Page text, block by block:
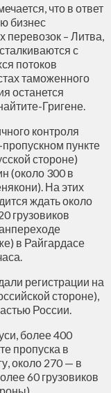
что в ответ
бизнес
перевозок – Литва,
с
потоков
таможенного
останется
Григене.
контроля
пункте
стороне)
(около 300 в
На этих
ждать около
грузовиков
в Райгардасе
регистрации на
стороне),
России.
более 400
пропуска в
около 270 — в
60 грузовиков